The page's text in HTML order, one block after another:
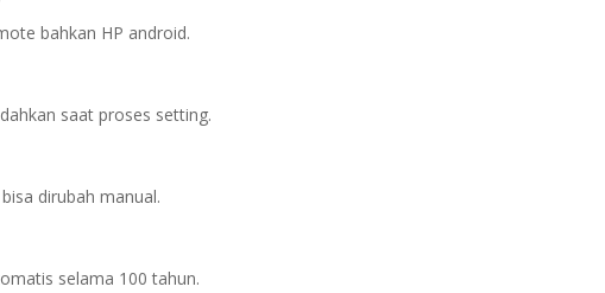
bahkan HP android.
saat proses setting.
dirubah manual.
selama 100 tahun.